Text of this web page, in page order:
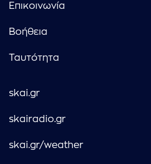
Επικοινωνία
Βοήθεια
Ταυτότητα
skai.gr
skairadio.gr
skai.gr/weather